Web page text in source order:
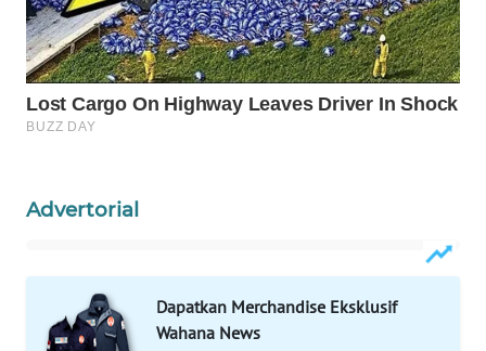
Advertorial
Dapatkan Merchandise Eksklusif
Wahana News
KARING
NEWS
JURNAL
MARITIM
NEWS
NEWS